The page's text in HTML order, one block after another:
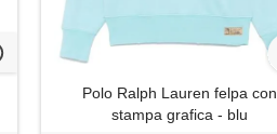
Polo Ralph Lauren felpa con
stampa grafica - blu